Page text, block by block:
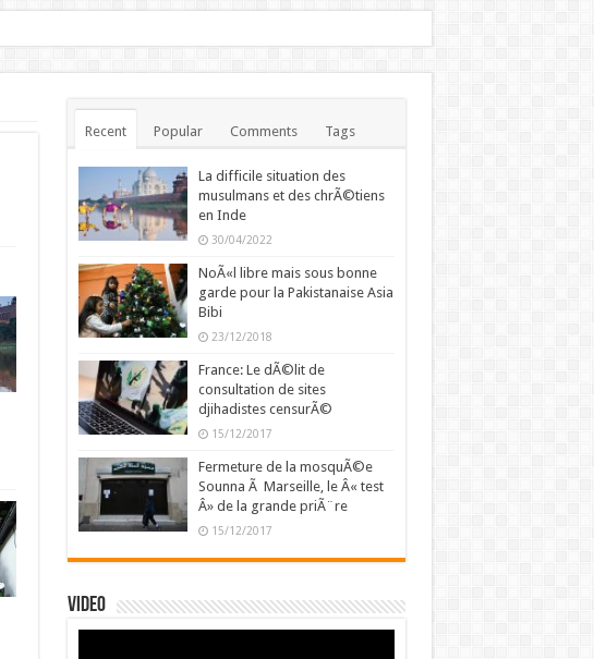
Recent Popular Comments Tags
La difficile situation des
musulmans et des chrÃ©tiens
en Inde
30/04/2022
NoÃ«l libre mais sous bonne
garde pour la Pakistanaise Asia
Bibi
23/12/2018
France: Le dÃ©lit de
consultation de sites
djihadistes censurÃ©
15/12/2017
Fermeture de la mosquÃ©e
Sounna Ã Marseille, le Â« test
Â» de la grande priÃ¨re
15/12/2017
Video